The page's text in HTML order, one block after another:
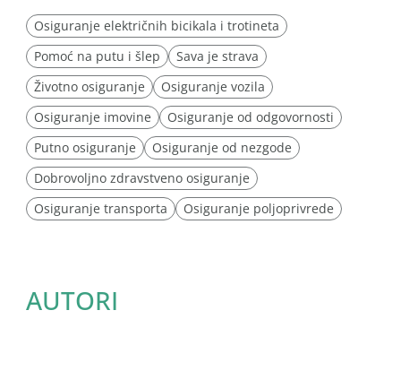
Osiguranje električnih bicikala i trotineta
Pomoć na putu i šlep
Sava je strava
Životno osiguranje
Osiguranje vozila
Osiguranje imovine
Osiguranje od odgovornosti
Putno osiguranje
Osiguranje od nezgode
Dobrovoljno zdravstveno osiguranje
Osiguranje transporta
Osiguranje poljoprivrede
AUTORI